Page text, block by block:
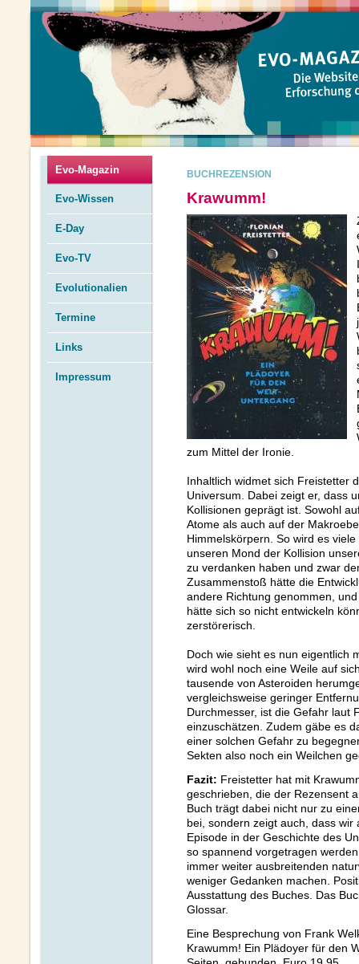
Evo-Magazin
Evo-Wissen
E-Day
Evo-TV
Evolutionalien
Termine
Links
Impressum
BUCHREZENSION
Krawumm!
zum Mittel der Ironie.
Inhaltlich widmet sich Freistetter
Universum. Dabei zeigt er, dass
Kollisionen geprägt ist. Sowohl
Atome als auch auf der
Himmelskörpern. So wird es
unseren Mond der Kollision
zu verdanken haben und zwar
Zusammenstoß hätte die
andere Richtung genommen,
hätte sich so nicht entwickeln
zerstörerisch.
Doch wie sieht es nun eigentlich
wird wohl noch eine Weile auf
tausende von Asteroiden
vergleichsweise geringer
Durchmesser, ist die Gefahr laut
einzuschätzen. Zudem gäbe es
einer solchen Gefahr zu
Sekten also noch ein Weilchen
Fazit: Freistetter hat mit
geschrieben, die der Rezensent
Buch trägt dabei nicht nur zu
bei, sondern zeigt auch, dass
Episode in der Geschichte des
so spannend vorgetragen
immer weiter ausbreitenden
weniger Gedanken machen.
Ausstattung des Buches. Das
Glossar.
Eine Besprechung von Frank
Krawumm! Ein Plädoyer für den